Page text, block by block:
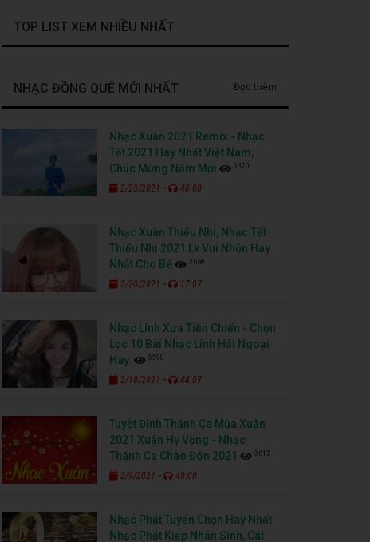
TOP LIST XEM NHIỀU NHẤT
NHẠC ĐỒNG QUÊ MỚI NHẤT Đọc thêm
Nhạc Xuân 2021 Remix - Nhạc
Tết 2021 Hay Nhất Việt Nam,
Chúc Mừng Năm Mới
3320
2/23/2021 - 40:00
Nhạc Xuân Thiếu Nhi, Nhạc Tết
Thiếu Nhi 2021 Lk Vui Nhộn Hay
Nhất Cho Bé
3668
2/20/2021 - 17:07
Nhạc Lính Xưa Tiền Chiến - Chọn
Lọc 10 Bài Nhạc Lính Hải Ngoại
Hay
5590
2/18/2021 - 44:07
Tuyệt Đỉnh Thánh Ca Mùa Xuân
2021 Xuân Hy Vọng - Nhạc
Thánh Ca Chào Đón 2021
3613
2/9/2021 - 40:00
Nhạc Phật Tuyển Chọn Hay Nhất
Nhạc Phật Kiếp Nhân Sinh, Cát